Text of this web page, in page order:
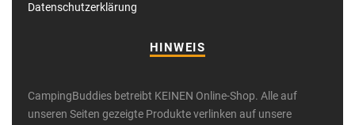
Datenschutzerklärung
HINWEIS
CampingBuddies betreibt KEINEN Online-Shop. Alle auf
unseren Seiten gezeigte Produkte verlinken auf unsere